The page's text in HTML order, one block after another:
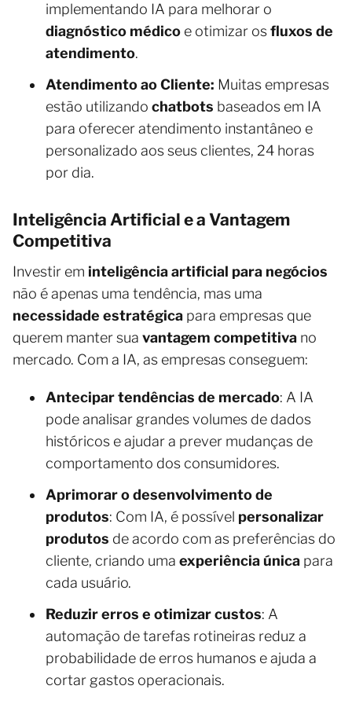
implementando IA para melhorar o
diagnóstico médico e otimizar osfluxos de
atendimento.
Atendimento ao Cliente: Muitas empresas
estão utilizando chatbots baseados em IA
para oferecer atendimento instantâneo e
personalizado aos seus clientes, 24 horas
por dia.
Inteligência Artificial e a Vantagem
Competitiva
Investir em inteligência artificial para negócios
não é apenas uma tendência, mas uma
necessidade estratégica para empresas que
querem manter sua vantagem competitiva no
mercado. Com a IA, as empresas conseguem:
Antecipar tendências de mercado: A IA
pode analisar grandes volumes de dados
históricos e ajudar a prever mudanças de
comportamento dos consumidores.
Aprimorar o desenvolvimento de
produtos: Com IA, é possível personalizar
produtos de acordo com as preferências do
cliente, criando uma experiência única para
cada usuário.
Reduzir erros e otimizar custos: A
automação de tarefas rotineiras reduz a
probabilidade de erros humanos e ajuda a
cortar gastos operacionais.